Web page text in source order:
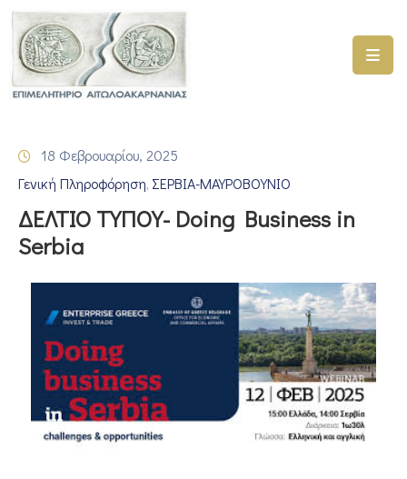
ΑΡΧΙΚΗ
ΓΕΜΗ
–
ΠΡΟΓΡΑΜΜΑΤΑ
ΣΥΜΜΕΤΟΧΗ
ΕΤΑΙΡΕΙΕΣ
ΕΠΙΚΑΙΡΟΤΗΤΑ
ΕΠΙΚΟΙΝΩΝΙΑ
18 Φεβρουαρίου, 2025
Γενική Πληροφόρηση‚ ΣΕΡΒΙΑ-ΜΑΥΡΟΒΟΥΝΙΟ
ΔΕΛΤΙΟ ΤΥΠΟΥ- Doing Business in
Serbia